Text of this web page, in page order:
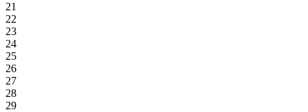
21
22
23
24
25
26
27
28
29